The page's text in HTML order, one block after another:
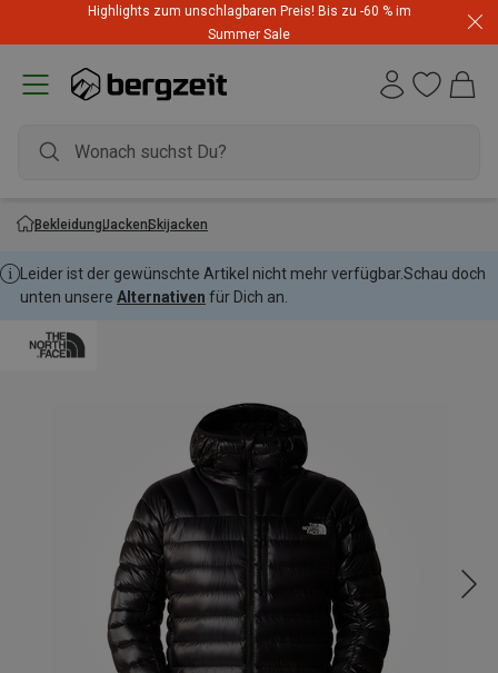
Highlights zum unschlagbaren Preis! Bis zu -60 % im
Summer Sale
BekleidungJackenSkijacken
Leider ist der gewünschte Artikel nicht mehr verfügbar.Schau doch
unten unsere Alternativen für Dich an.